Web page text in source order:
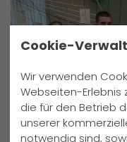
Cookie-
Wir verwenden
Webseiten-Erlebnis
die für den Betrieb
unserer
notwendig sind,